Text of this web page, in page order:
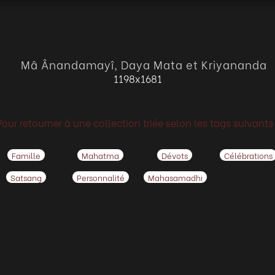
Mâ Ânandamayî, Daya Mata et Kriyananda
1198x1681
retourner à une collection triée selon les tags suivants
Famille Mahatma Dévots Célébrations
Satsang Personnalité Mahasamadhi